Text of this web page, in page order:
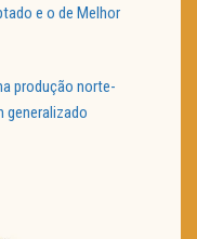
e o de Melhor
produção norte-
generalizado